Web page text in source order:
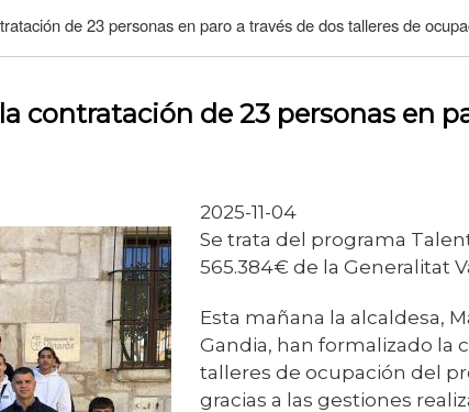
de 23 personas en paro a través de dos talleres de
contratación de 23 personas en
2025-11-04
Se trata del programa
565.384€ de la Generalitat
Esta mañana la alcaldesa,
Gandia, han formalizado la
talleres de ocupación del
gracias a las gestiones